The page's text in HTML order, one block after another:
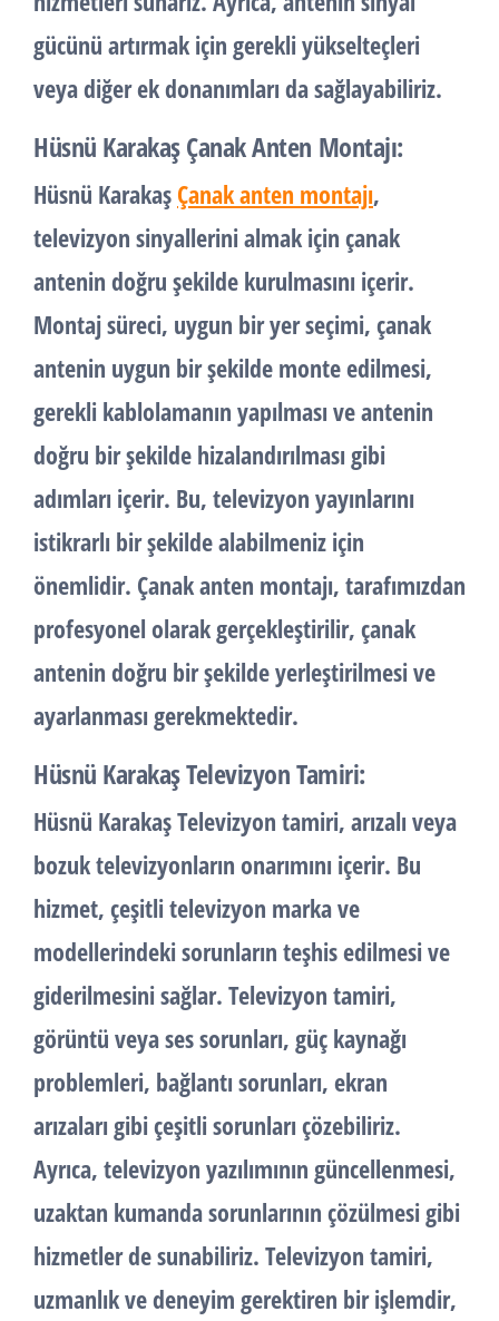
gücünü artırmak için gerekli yükselteçleri
veya diğer ek donanımları da sağlayabiliriz.
Hüsnü Karakaş Çanak Anten Montajı:
Hüsnü Karakaş Çanak anten montajı,
televizyon sinyallerini almak için çanak
antenin doğru şekilde kurulmasını içerir.
Montaj süreci, uygun bir yer seçimi, çanak
antenin uygun bir şekilde monte edilmesi,
gerekli kablolamanın yapılması ve antenin
doğru bir şekilde hizalandırılması gibi
adımları içerir. Bu, televizyon yayınlarını
istikrarlı bir şekilde alabilmeniz için
önemlidir. Çanak anten montajı, tarafımızdan
profesyonel olarak gerçekleştirilir, çanak
antenin doğru bir şekilde yerleştirilmesi ve
ayarlanması gerekmektedir.
Hüsnü Karakaş Televizyon Tamiri:
Hüsnü Karakaş Televizyon tamiri, arızalı veya
bozuk televizyonların onarımını içerir. Bu
hizmet, çeşitli televizyon marka ve
modellerindeki sorunların teşhis edilmesi ve
giderilmesini sağlar. Televizyon tamiri,
görüntü veya ses sorunları, güç kaynağı
problemleri, bağlantı sorunları, ekran
arızaları gibi çeşitli sorunları çözebiliriz.
Ayrıca, televizyon yazılımının güncellenmesi,
uzaktan kumanda sorunlarının çözülmesi gibi
hizmetler de sunabiliriz. Televizyon tamiri,
uzmanlık ve deneyim gerektiren bir işlemdir,